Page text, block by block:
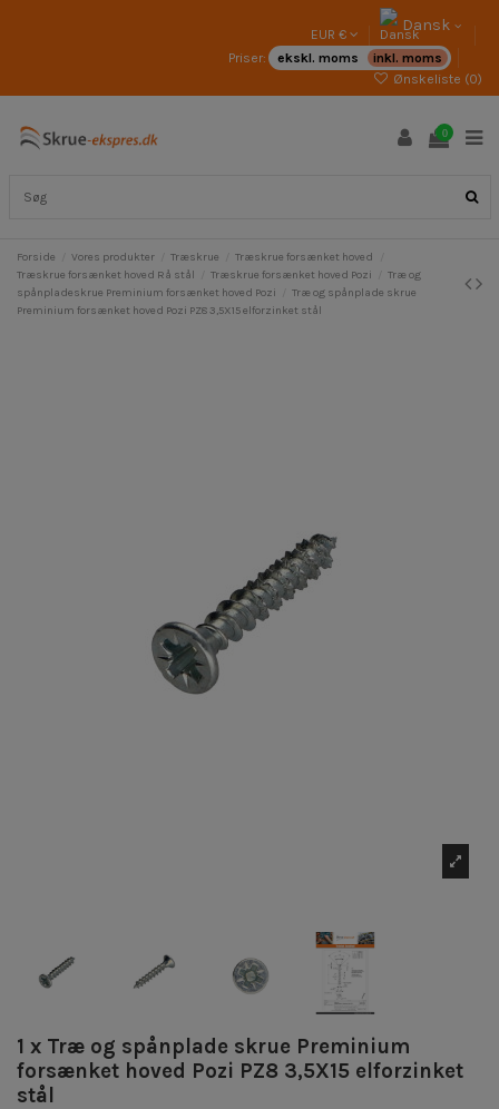
EUR € Dansk
Priser: ekskl. moms
inkl. moms
Ønskeliste (0)
0
Forside Vores produkter Træskrue
Træskrue forsænket hoved
Træskrue forsænket hoved Rå stål
Træskrue forsænket hoved Pozi
Træ og
spånpladeskrue Preminium forsænket hoved Pozi
Træ og spånplade skrue
Preminium forsænket hoved Pozi PZ8 3,5X15 elforzinket stål
1 x Træ og spånplade skrue Preminium
forsænket hoved Pozi PZ8 3,5X15 elforzinket
stål